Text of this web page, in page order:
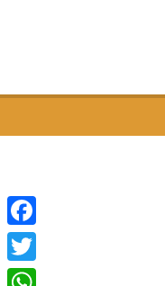
Facebook
Twitter